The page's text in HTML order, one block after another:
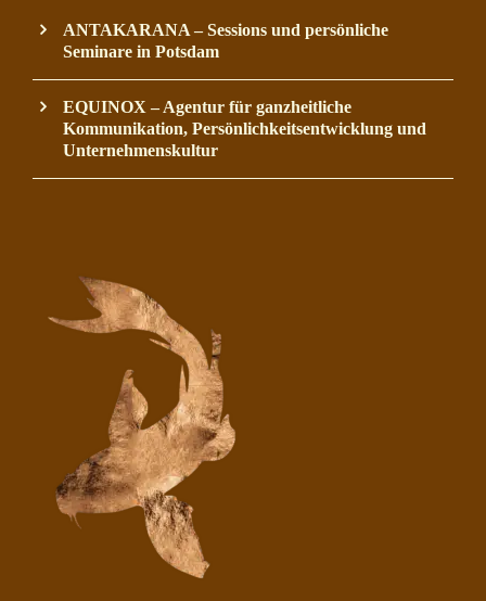
ANTAKARANA – Sessions und persönliche
Seminare in Potsdam
EQUINOX – Agentur für ganzheitliche
Kommunikation, Persönlichkeitsentwicklung und
Unternehmenskultur